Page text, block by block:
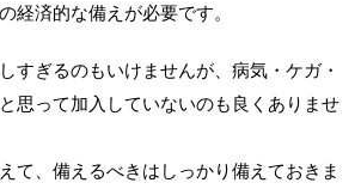
経済的な備えが必要です。
すぎるのもいけませんが、病気・ケガ・
思って加入していないのも良くありませ
て、備えるべきはしっかり備えておきま